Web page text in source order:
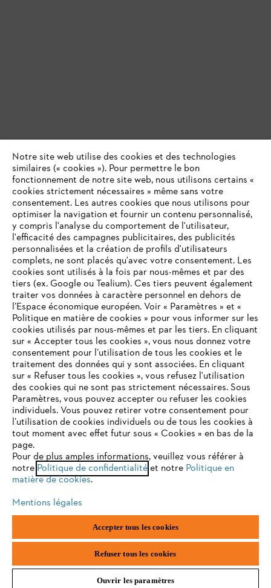
VOTRE NAVIGATEUR INTERNET
N'EST PLUS PRIS EN CHARGE
Vous utilisez un navigateur Internet que nous ne prenons plus
en charge, et certaines fonctionnalités de notre site ne
peuvent fonctionner correctement. Pour une utilisation
optimale de notre site, nous vous recommandons de passer à
l'un des navigateurs suivants :
firefox chrome
edge
Notre site web utilise des cookies et des technologies
similaires (« cookies »). Pour permettre le bon
fonctionnement de notre site web, nous utilisons certains «
cookies strictement nécessaires » même sans votre
consentement. Les autres cookies que nous utilisons pour
optimiser la navigation et fournir un contenu personnalisé,
y compris l'analyse du comportement de l'utilisateur,
l'efficacité des campagnes publicitaires, des publicités
personnalisées et la création de profils d'utilisateurs
complets, ne sont placés qu'avec votre consentement. Les
cookies sont utilisés à la fois par nous-mêmes et par des
tiers (ex. Google ou Tealium). Ces tiers peuvent également
traiter vos données à caractère personnel en dehors de
l’Espace économique européen. Voir « Paramètres » et «
Politique en matière de cookies » pour vous informer sur les
cookies utilisés par nous-mêmes et par les tiers. En cliquant
sur « Accepter tous les cookies », vous nous donnez votre
consentement pour l’utilisation de tous les cookies et le
traitement des données qui y sont associées. En cliquant
sur « Refuser tous les cookies », vous refusez l'utilisation
des cookies qui ne sont pas strictement nécessaires. Sous
Paramètres, vous pouvez accepter ou refuser les cookies
individuels. Vous pouvez retirer votre consentement pour
l’utilisation de cookies individuels ou de tous les cookies à
tout moment avec effet futur sous « Cookies » en bas de la
page.
Pour de plus amples informations, veuillez vous référer à
notre Politique de confidentialitéet notre Politique en
matière de cookies.
Mentions légales
Accepter tous les cookies
Refuser tous les cookies
Ouvrir les paramètres